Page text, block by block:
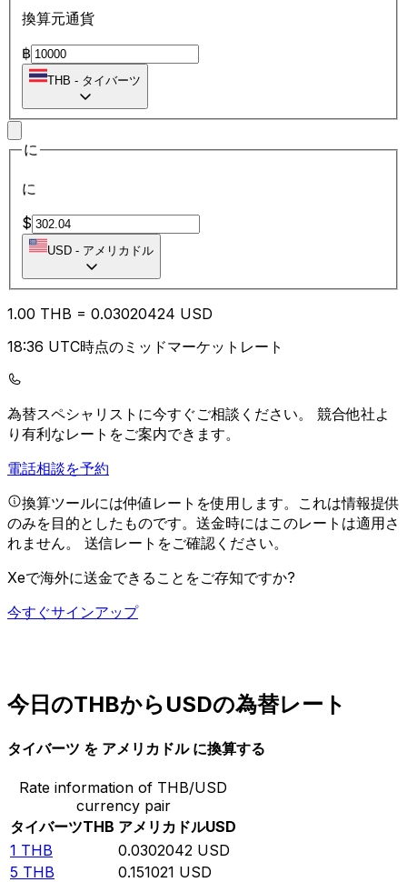
換算元通貨
฿
THB - タイバーツ
に
に
$
USD - アメリカドル
1.00 THB = 0.03020424 USD
18:36 UTC時点のミッドマーケットレート
為替スペシャリストに今すぐご相談ください。 競合他社よ
り有利なレートをご案内できます。
電話相談を予約
換算ツールには仲値レートを使用します。これは情報提供
のみを目的としたものです。送金時にはこのレートは適用さ
れません。 送信レートをご確認ください。
Xeで海外に送金できることをご存知ですか?
今すぐサインアップ
今日のTHBからUSDの為替レート
タイバーツ を アメリカドル に換算する
Rate information of THB/USD
currency pair
タイバーツTHB アメリカドルUSD
1 THB 0.0302042 USD
5 THB 0.151021 USD